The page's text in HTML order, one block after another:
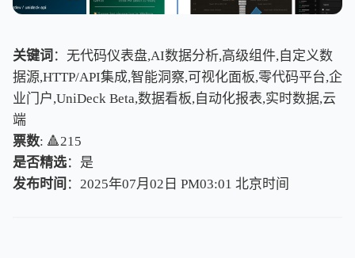
关键词 ：无代码仪表盘,AI数据分析,高级组件,自定义数
据源,HTTP/API集成,智能洞察,可视化面板,零代码平台,企
业门户,UniDeck Beta,数据看板,自动化报表,实时数据,云
端
票数: 🔺215
是否精选：是
发布时间 ：2025年07月02日 PM03:01 北京时间
北京时间